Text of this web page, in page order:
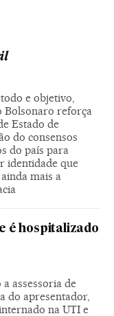
e objetivo,
Bolsonaro reforça
Estado de
do consensos
do país para
identidade que
mais a
é hospitalizado
a assessoria de
do apresentador,
na UTI e